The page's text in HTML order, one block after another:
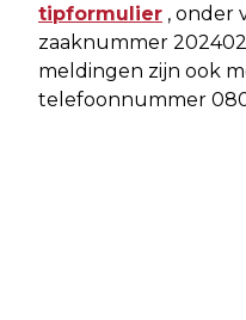
tipformulier , onder
zaaknummer
meldingen zijn ook
telefoonnummer